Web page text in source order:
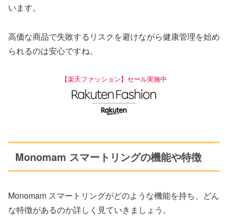
います。
高価な商品で失敗するリスクを避けながら健康管理を始め
られるのは安心ですね。
【楽天ファッション】セール実施中
Monomam スマートリングの機能や特徴
Monomam スマートリングがどのような機能を持ち、どん
な特徴があるのか詳しく見ていきましょう。